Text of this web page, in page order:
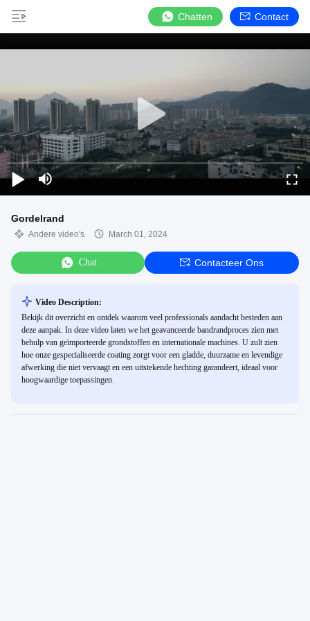
Chatten Contact
Gordelrand
Andere video's March 01, 2024
Chat Contacteer Ons
Video Description:
Bekijk dit overzicht en ontdek waarom veel professionals aandacht besteden aan
deze aanpak. In deze video laten we het geavanceerde bandrandproces zien met
behulp van geïmporteerde grondstoffen en internationale machines. U zult zien
hoe onze gespecialiseerde coating zorgt voor een gladde, duurzame en levendige
afwerking die niet vervaagt en een uitstekende hechting garandeert, ideaal voor
hoogwaardige toepassingen.